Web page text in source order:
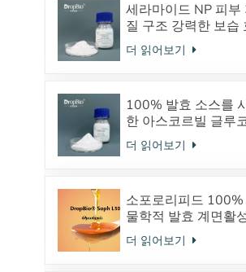
세라마이드 NP 피부
질 구조 강력한 보습
과
더 읽어보기
100% 발효 소스를
한 아스코르빌 글루
이드 안정적인 VC 유
체
더 읽어보기
소포로리피드 100%
물학적 발효 계면활
안전한 화장품 원료 공
급업체
더 읽어보기